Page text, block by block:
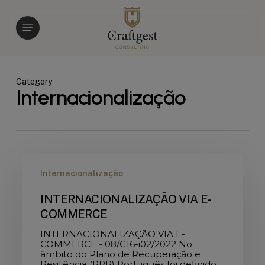
main
content
Menu
Category
Internacionalização
Internacionalização
INTERNACIONALIZAÇÃO VIA E-
COMMERCE
INTERNACIONALIZAÇÃO VIA E-
COMMERCE - 08/C16-i02/2022 No
âmbito do Plano de Recuperação e